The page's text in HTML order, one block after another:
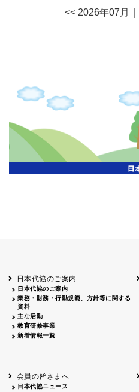
<< 2026年07月
日本代協のご案内
日本代協のご案内
業務・財務・行動規範、方針等に関する
資料
主な活動
教育研修事業
新着情報一覧
会員の皆さまへ
日本代協ニュース